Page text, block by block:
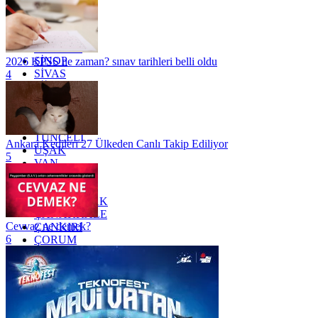
OSMANİYE
RİZE
SAKARYA
SAMSUN
SİNOP
SİVAS
SİİRT
TEKİRDAĞ
TOKAT
TRABZON
TUNCELİ
UŞAK
VAN
YALOVA
YOZGAT
ZONGULDAK
ÇANAKKALE
ÇANKIRI
ÇORUM
İSTANBUL
İZMİR
ŞANLIURFA
ŞIRNAK
2026 KPSS ne zaman? sınav tarihleri belli oldu
4
Ankara Kedileri 27 Ülkeden Canlı Takip Ediliyor
5
Cevvaz ne demek?
6